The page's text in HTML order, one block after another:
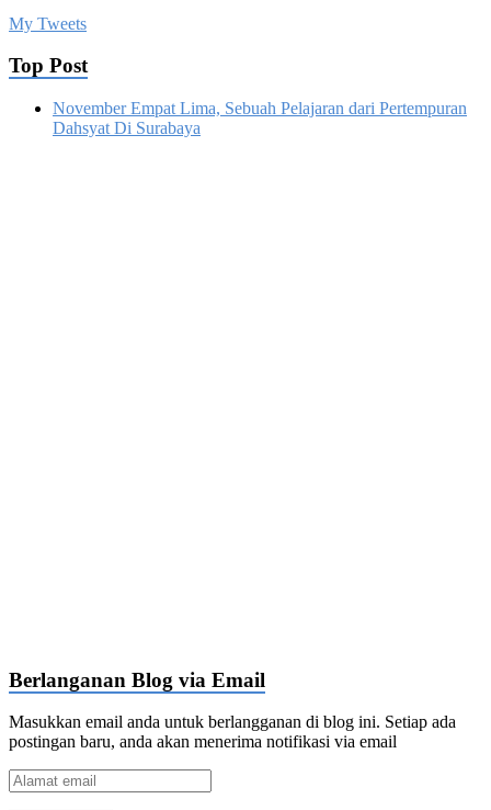
My Tweets
Top Post
November Empat Lima, Sebuah Pelajaran dari Pertempuran
Dahsyat Di Surabaya
Berlanganan Blog via Email
Masukkan email anda untuk berlangganan di blog ini. Setiap ada
postingan baru, anda akan menerima notifikasi via email
Alamat
email